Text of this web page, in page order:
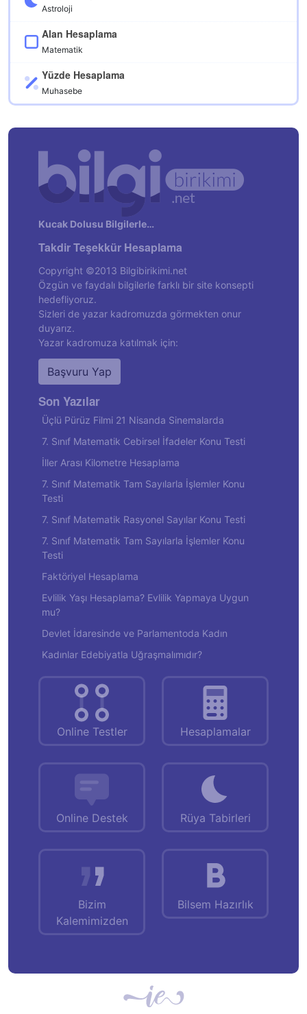
Astroloji
Alan Hesaplama
Matematik
Yüzde Hesaplama
Muhasebe
Kucak Dolusu Bilgilerle…
Takdir Teşekkür Hesaplama
Copyright ©2013 Bilgibirikimi.net
Özgün ve faydalı bilgilerle farklı bir site konsepti
hedefliyoruz.
Sizleri de yazar kadromuzda görmekten onur
duyarız.
Yazar kadromuza katılmak için:
Başvuru Yap
Son Yazılar
Üçlü Pürüz Filmi 21 Nisanda Sinemalarda
7. Sınıf Matematik Cebirsel İfadeler Konu Testi
İller Arası Kilometre Hesaplama
7. Sınıf Matematik Tam Sayılarla İşlemler Konu
Testi
7. Sınıf Matematik Rasyonel Sayılar Konu Testi
7. Sınıf Matematik Tam Sayılarla İşlemler Konu
Testi
Faktöriyel Hesaplama
Evlilik Yaşı Hesaplama? Evlilik Yapmaya Uygun
mu?
Devlet İdaresinde ve Parlamentoda Kadın
Kadınlar Edebiyatla Uğraşmalımıdır?
Online Testler Hesaplamalar
Online Destek Rüya Tabirleri
Bizim
Kalemimizden
Bilsem Hazırlık